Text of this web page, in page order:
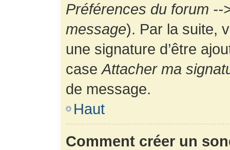
Préférences du forum
message). Par la suite,
une signature d’être
caseAttacher ma
de message.
Haut
Comment créer un